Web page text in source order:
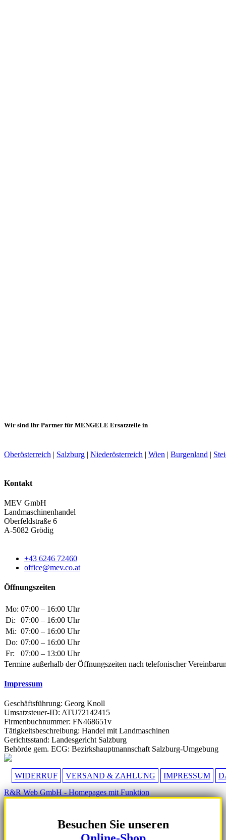
Wir sind Ihr Partner für MENGELE Ersatzteile in
Oberösterreich | Salzburg | Niederösterreich | Wien | Burgenland |
Kontakt
MEV GmbH
Landmaschinenhandel
Oberfeldstraße 6
A-5082 Grödig
+43 6246 72460
office@mev.co.at
Öffnungszeiten
Mo: 07:00 – 16:00 Uhr
Di:
07:00 – 16:00 Uhr
Mi: 07:00 – 16:00 Uhr
Do: 07:00 – 16:00 Uhr
Fr:
07:00 – 13:00 Uhr
Termine außerhalb der Öffnungszeiten nach telefonischer
Impressum
Geschäftsführung: Georg Knoll
Umsatzsteuer-ID: ATU72142415
Firmenbuchnummer: FN468651v
Tätigkeitsbeschreibung: Handel mit Landmaschinen
Gerichtsstand: Landesgericht Salzburg
Behörde gem. ECG: Bezirkshauptmannschaft Salzburg-Umgebung
WIDERRUF VERSAND & ZAHLUNG IMPRESSUM
R&R Web GmbH - Homepages mit Funktion
Besuchen Sie unseren